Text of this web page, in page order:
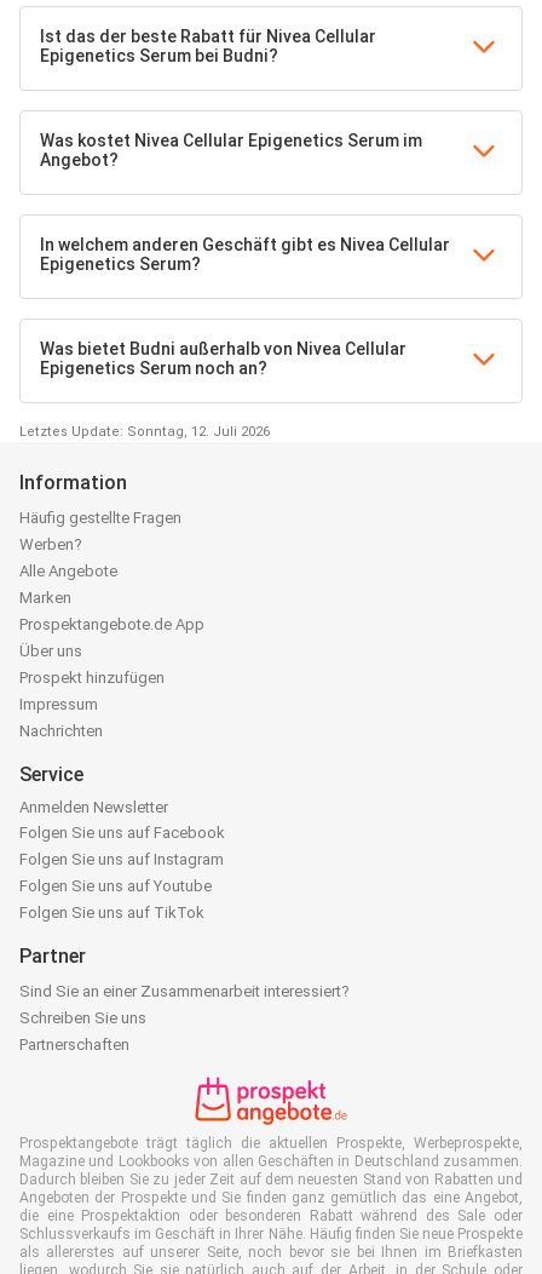
Ist das der beste Rabatt für Nivea Cellular
Epigenetics Serum bei Budni?
Was kostet Nivea Cellular Epigenetics Serum im
Angebot?
In welchem anderen Geschäft gibt es Nivea Cellular
Epigenetics Serum?
Was bietet Budni außerhalb von Nivea Cellular
Epigenetics Serum noch an?
Letztes Update: Sonntag, 12. Juli 2026
Information
Häufig gestellte Fragen
Werben?
Alle Angebote
Marken
Prospektangebote.de App
Über uns
Prospekt hinzufügen
Impressum
Nachrichten
Service
Anmelden Newsletter
Folgen Sie uns auf Facebook
Folgen Sie uns auf Instagram
Folgen Sie uns auf Youtube
Folgen Sie uns auf TikTok
Partner
Sind Sie an einer Zusammenarbeit interessiert?
Schreiben Sie uns
Partnerschaften
Prospektangebote trägt täglich die aktuellen Prospekte, Werbeprospekte,
Magazine und Lookbooks von allen Geschäften in Deutschland zusammen.
Dadurch bleiben Sie zu jeder Zeit auf dem neuesten Stand von Rabatten und
Angeboten der Prospekte und Sie finden ganz gemütlich das eine Angebot,
die eine Prospektaktion oder besonderen Rabatt während des Sale oder
Schlussverkaufs im Geschäft in Ihrer Nähe. Häufig finden Sie neue Prospekte
als allererstes auf unserer Seite, noch bevor sie bei Ihnen im Briefkasten
liegen, wodurch Sie sie natürlich auch auf der Arbeit, in der Schule oder